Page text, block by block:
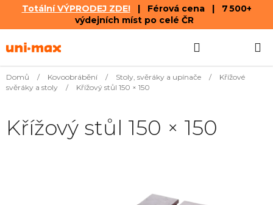
Totální VÝPRODEJ ZDE!| Férová cena | 7 500+
výdejních míst po celé ČR
na
KOŠÍK
Domů / Kovoobrábění / Stoly, svěráky a upínače /
Křížové
svěráky a stoly
/ Křížový stůl 150 × 150
Křížový stůl 150 × 150